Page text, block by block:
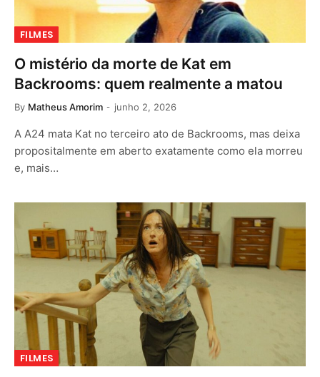
FILMES
O mistério da morte de Kat em
Backrooms: quem realmente a matou
By Matheus Amorim junho 2, 2026
A A24 mata Kat no terceiro ato de Backrooms, mas deixa
propositalmente em aberto exatamente como ela morreu
e, mais…
FILMES